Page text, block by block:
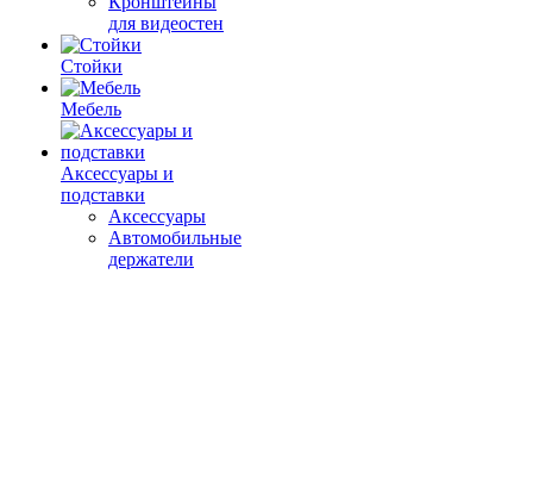
для видеостен
Стойки
Мебель
Аксессуары и
подставки
Аксессуары
Автомобильные
держатели